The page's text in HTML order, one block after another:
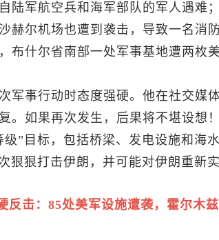
陆军航空兵和海军部队的军人遇难
赫尔机场也遭到袭击，导致一名消
布什尔省南部一处军事基地遭两枚
军事行动时态度强硬。他在社交媒
。如果再次发生，后果将不堪设想
级”目标，包括桥梁、发电设施和海
狠狠打击伊朗，并可能对伊朗重新
反击：85处美军设施遭袭，霍尔木